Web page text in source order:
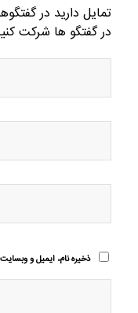
تمایل دارید در
در گفتگو ها شرکت
ذخیره نام، ایمیل و